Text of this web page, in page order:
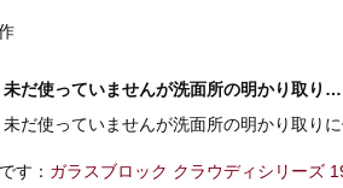
だ使っていませんが洗面所の明かり取り…
だ使っていませんが洗面所の明かり取りに
す： ガラスブロック クラウディシリーズ